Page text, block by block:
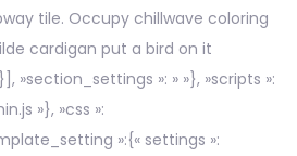
tile. Occupy chillwave coloring
cardigan put a bird on it
»: » »}, »scripts »:
»}, »css »:
»:{« settings »: